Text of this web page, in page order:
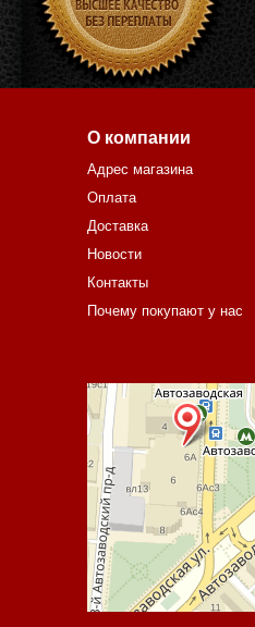
О компании
Адрес магазина
Оплата
Доставка
Новости
Контакты
Почему покупают у нас